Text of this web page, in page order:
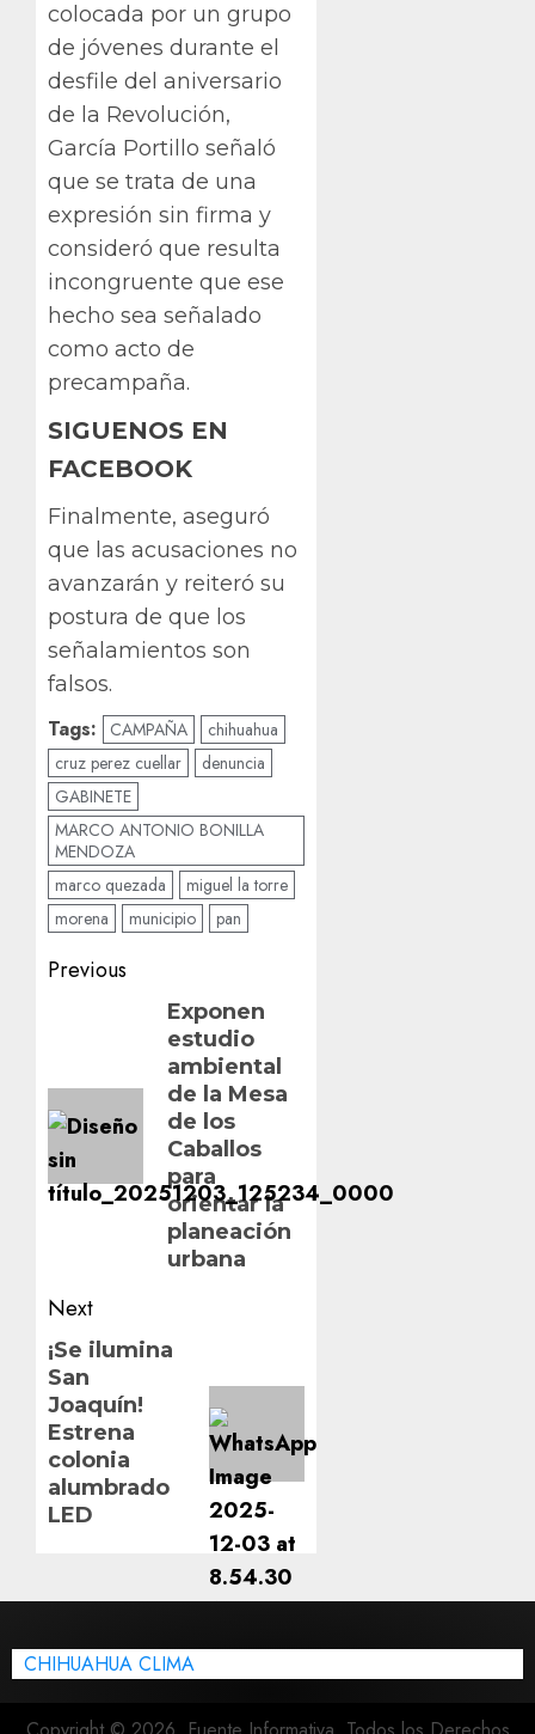
colocada por un grupo
de jóvenes durante el
desfile del aniversario
de la Revolución,
García Portillo señaló
que se trata de una
expresión sin firma y
consideró que resulta
incongruente que ese
hecho sea señalado
como acto de
precampaña.
SIGUENOS EN
FACEBOOK
Finalmente, aseguró
que las acusaciones no
avanzarán y reiteró su
postura de que los
señalamientos son
falsos.
Tags: CAMPAÑA
chihuahua
cruz perez cuellar
denuncia
GABINETE
MARCO ANTONIO BONILLA
MENDOZA
marco quezada
miguel la torre
morena
municipio pan
Post
navigation
Previous
Exponen
estudio
ambiental
de la Mesa
de los
Caballos
para
orientar la
planeación
urbana
Next
Next
post:
¡Se ilumina
San
Joaquín!
Estrena
colonia
alumbrado
LED
CHIHUAHUA CLIMA